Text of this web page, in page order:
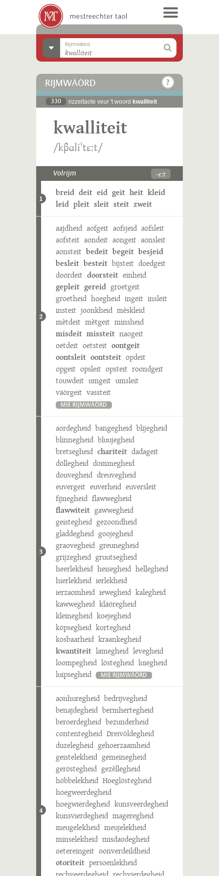
Rijmwäörd
RIJMWÄÖRD
330 rizzeltaote veur 't woord kwalliteit
kwalliteit
/kβɑliˈtɛːt/
Volrijm -ɛːt
1
breid deit eid geit heit kleid
leid pleit sleit steit zweit
2
aajdheid aofgeit aofsjeid aofsleit
aofsteit aondeit aongeit aonsleit
aonsteit bedeit begeit besjeid
besleit besteit bijsteit doedgeit
doordeit doorsteit einheid
gepleit gereid groetgeit
groetheid hoegheid ingeit insleit
insteit joonkheid mèskleid
mètdeit mètgeit minsheid
misdeit missteit naogeit
oetdeit oetsteit oontgeit
oontsleit oontsteit opdeit
opgeit opsleit opsteit roondgeit
touwdeit umgeit umsleit
väörgeit vassteit
MIE RIJMWÄÖRD
3
aordegheid bangegheid blijegheid
blinnegheid bluujegheid
bretsegheid chariteit dadageit
döllegheid dommegheid
douvegheid dreuvegheid
euvergeit euverheid euversleit
fijnegheid flawwegheid
flawwiteit gawwegheid
geistegheid gezoondheid
gladdegheid goojegheid
graovegheid greunegheid
grijzegheid gruutsegheid
heerlekheid heisegheid hellegheid
hierlekheid ierlekheid
ierzaomheid iewegheid kalegheid
kawwegheid kläöregheid
kleinegheid koejegheid
köpsegheid kortegheid
kosbaarheid kraankegheid
kwantiteit lamegheid levegheid
loompegheid löstegheid luiegheid
luipsegheid
MIE RIJMWÄÖRD
4
aonhuregheid bedrijvegheid
benajdegheid bermhertegheid
beroerdegheid bezunderheid
contentegheid Dreivöldegheid
duzelegheid gehoerzaamheid
geistelekheid gemeinegheid
geröstegheid gezèllegheid
höbbelekheid Hoeglöstegheid
hoegweerdegheid
hoegwierdegheid kunsveerdegheid
kunsvierdegheid mageregheid
meugelekheid meujelekheid
minselekheid misdaodegheid
oetereingeit oonverdeildheid
otoriteit persoenlekheid